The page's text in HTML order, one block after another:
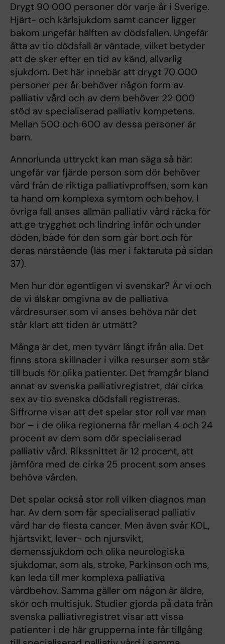
Drygt 90 000 personer dör varje år i Sverige.
Hjärt- och kärlsjukdom samt cancer ligger
bakom ungefär hälften av dödsfallen. Ungefär
åtta av tio dödsfall är väntade, vilket betyder
att de sker efter en tid av känd, allvarlig
sjukdom. Det här innebär att drygt 70 000
personer per år behöver någon form av
palliativ vård och av dem behöver 22 000
stöd av specialiserad palliativ kompetens.
Mellan 500 och 600 av dessa personer är
barn.
Annorlunda uttryckt kan man säga så här:
ungefär var fjärde person som dör behöver
vård från de riktiga palliativproffsen, som kan
ta hand om komplexa symtom och behov. I
övriga fall anses allmän palliativ vård räcka för
att ge trygghet och lindring inför och under
döden, både för den som går bort och för
deras närstående (läs mer i faktaruta på sidan
37).
Men hur dör egentligen vi svenskar? Är vi och
de vi älskar omgivna av de palliativa
vårdresurser som vi anses behöva när det
står klart att tiden är utmätt?
Många är det, men tyvärr långt ifrån alla. Det
finns stora skillnader i vilka resurser som står
till buds för olika patienter. Det framgår bland
annat av svenska palliativregistret, där cirka
sex av tio svenska dödsfall registreras.
Siffrorna visar att det spelar stor roll var man
bor – i de olika regionerna får mellan 4 och 24
procent av dem som dör specialiserad
palliativ vård. Rikssnittet är 12 procent, att
jämföra med de cirka 25 procent som anses
behöva vården.
Det spelar också stor roll vilken diagnos man
har. Av dem som får specialiserad palliativ
vård har de flesta cancer. Men även svår KOL,
hjärtsvikt, lever- och njursvikt,
demenssjukdom och olika neurologiska
sjukdomar, som als, stroke, Parkinson och ms,
kan leda till mer komplexa palliativa
vårdbehov. Samma gäller om någon är äldre,
skör och multisjuk. Studier gjorda på data från
svenska palliativregistret visar att vissa
patienter i de här grupperna inte får tillgång